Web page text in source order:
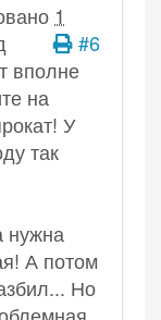
1
#6
вполне
на
У
так
нужна
А потом
Но